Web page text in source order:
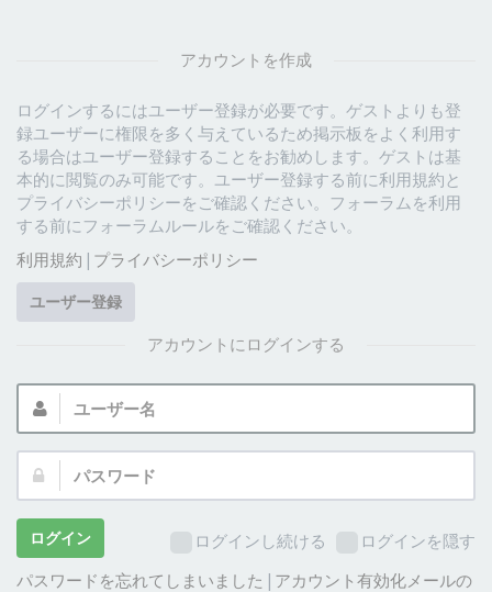
アカウントを作成
ログインするにはユーザー登録が必要です。ゲストよりも登
録ユーザーに権限を多く与えているため掲示板をよく利用す
る場合はユーザー登録することをお勧めします。ゲストは基
本的に閲覧のみ可能です。ユーザー登録する前に利用規約と
プライバシーポリシーをご確認ください。フォーラムを利用
する前にフォーラムルールをご確認ください。
利用規約 | プライバシーポリシー
ユーザー登録
アカウントにログインする
ユ
ザ
名:
ド:
ログインし続ける ログインを隠す
ログイン
パスワードを忘れてしまいました | アカウント有効化メールの